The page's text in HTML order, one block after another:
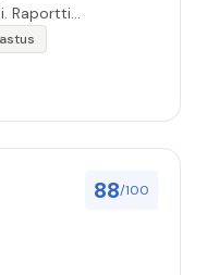
Raportti
selvästi.
88/100